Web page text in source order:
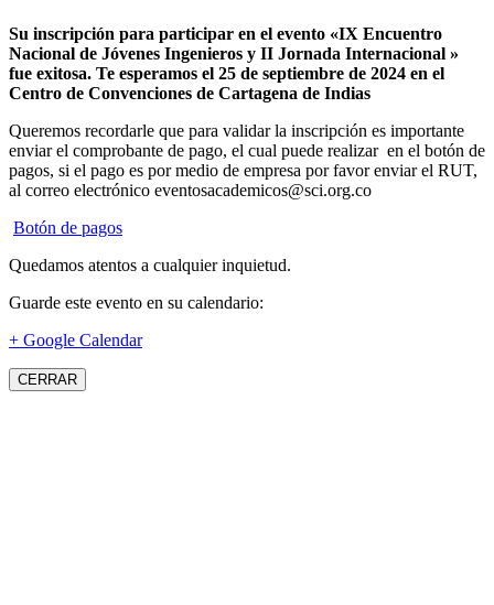
Su inscripción para participar en el evento «IX Encuentro
Nacional de Jóvenes Ingenieros y II Jornada Internacional »
fue exitosa. Te esperamos el 25 de septiembre de 2024 en el
Centro de Convenciones de Cartagena de Indias
Queremos recordarle que para validar la inscripción es importante
enviar el comprobante de pago, el cual puede realizar en el botón de
pagos, si el pago es por medio de empresa por favor enviar el RUT,
al correo electrónico eventosacademicos@sci.org.co
Botón de pagos
Quedamos atentos a cualquier inquietud.
Guarde este evento en su calendario:
+ Google Calendar
CERRAR